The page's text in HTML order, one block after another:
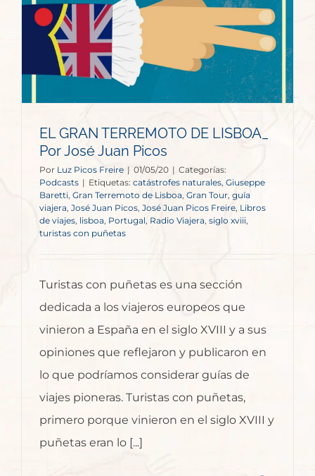
EL GRAN TERREMOTO DE LISBOA_
Por José Juan Picos
Por Luz Picos Freire | 01/05/20 | Categorías:
Podcasts | Etiquetas: catástrofes naturales, Giuseppe
Baretti, Gran Terremoto de Lisboa, Gran Tour, guía
viajera, José Juan Picos, José Juan Picos Freire, Libros
de viajes, lisboa, Portugal, Radio Viajera, siglo xviii,
turistas con puñetas
Turistas con puñetas es una sección
dedicada a los viajeros europeos que
vinieron a España en el siglo XVIII y a sus
opiniones que reflejaron y publicaron en
lo que podríamos considerar guías de
viajes pioneras. Turistas con puñetas,
primero porque vinieron en el siglo XVIII y
puñetas eran lo [...]